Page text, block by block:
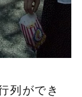
列ができ